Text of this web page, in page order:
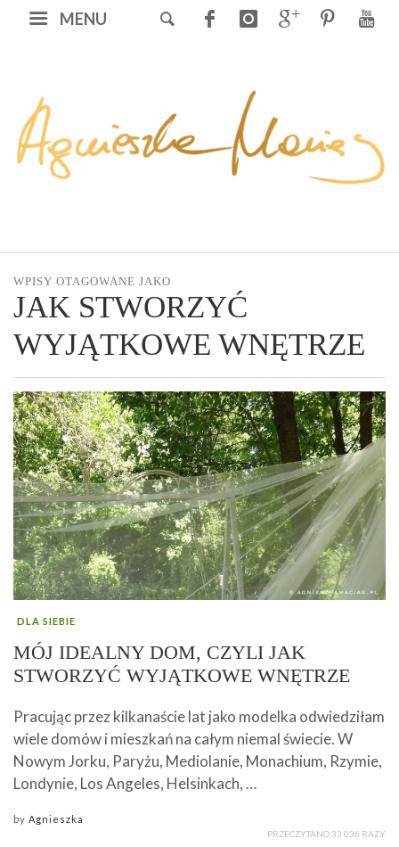
MENU
WPISY OTAGOWANE JAKO
JAK STWORZYĆ
WYJĄTKOWE WNĘTRZE
DLA SIEBIE
MÓJ IDEALNY DOM, CZYLI JAK
STWORZYĆ WYJĄTKOWE WNĘTRZE
Pracując przez kilkanaście lat jako modelka odwiedziłam
wiele domów i mieszkań na całym niemal świecie. W
Nowym Jorku, Paryżu, Mediolanie, Monachium, Rzymie,
Londynie, Los Angeles, Helsinkach, …
by Agnieszka
PRZECZYTANO 33 036 RAZY